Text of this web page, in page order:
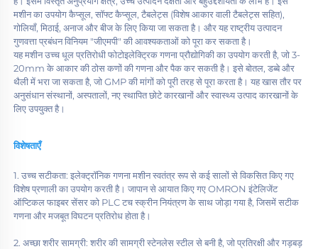
मशीन का उपयोग कैप्सूल, सॉफ्ट कैप्सूल, टैबलेट्स (विशेष आकार वाली टैबलेट्स सहित),
गोलियाँ, मिठाई, अनाज और बीज के लिए किया जा सकता है। और यह राष्ट्रीय उत्पादन
गुणवत्ता प्रबंधन विनियम "जीएमपी" की आवश्यकताओं को पूरा कर सकता है।
यह मशीन उच्च धूल प्रतिरोधी फोटोइलेक्ट्रिक गणना प्रौद्योगिकी का उपयोग करती है, जो 3-
20mm के आकार की ठोस कणों की गणना और पैक कर सकती है। इसे बोतल, डब्बे और
थैली में भरा जा सकता है, जो GMP की मांगों को पूरी तरह से पूरा करता है। यह खास तौर पर
अनुसंधान संस्थानों, अस्पतालों, नए स्थापित छोटे कारखानों और स्वास्थ्य उत्पाद कारखानों के
लिए उपयुक्त है।
विशेषताएँ
1. उच्च सटीकता: इलेक्ट्रॉनिक गणना मशीन स्वतंत्र रूप से कई सालों से विकसित किए गए
विशेष प्रणाली का उपयोग करती है। जापान से आयात किए गए OMRON इंटेलिजेंट
ऑप्टिकल फाइबर सेंसर को PLC टच स्क्रीन नियंत्रण के साथ जोड़ा गया है, जिसमें सटीक
गणना और मजबूत विघटन प्रतिरोध होता है।
2. अच्छा शरीर सामग्री: शरीर की सामग्री स्टेनलेस स्टील से बनी है, जो प्रतिरक्षी और गड़बड़